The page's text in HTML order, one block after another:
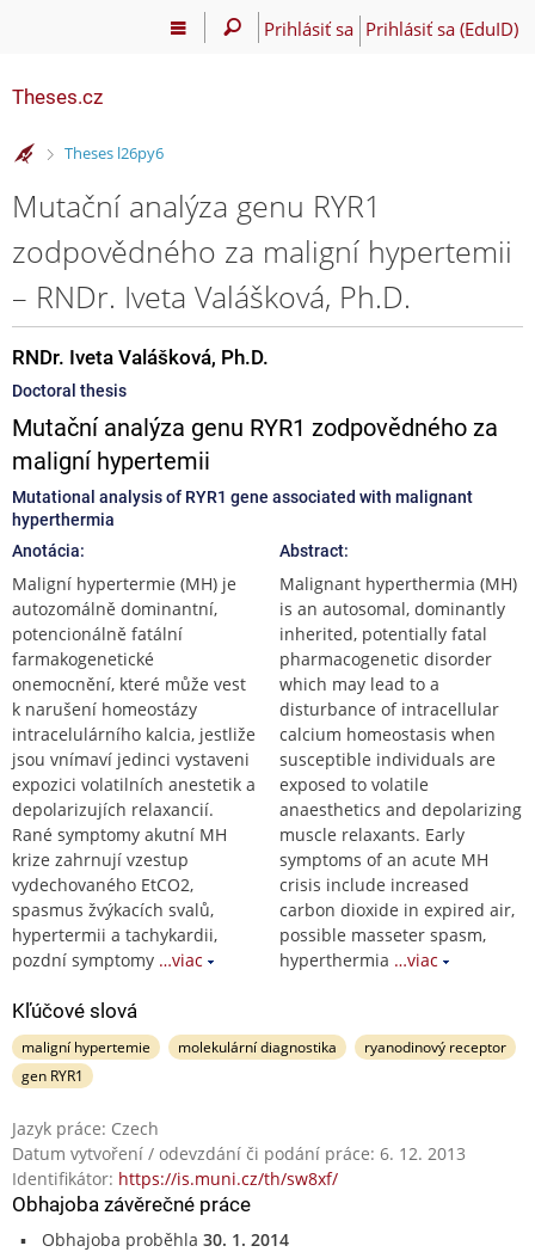
Prihlásiť sa Prihlásiť sa (EduID)
Theses.cz
>
Theses l26py6
Mutační analýza genu RYR1
zodpovědného za maligní hypertemii
– RNDr. Iveta Valášková, Ph.D.
RNDr. Iveta Valášková, Ph.D.
Doctoral thesis
Mutační analýza genu RYR1 zodpovědného za
maligní hypertemii
Mutational analysis of RYR1 gene associated with malignant
hyperthermia
Anotácia:
Maligní hypertermie (MH) je
autozomálně dominantní,
potencionálně fatální
farmakogenetické
onemocnění, které může vest
k narušení homeostázy
intracelulárního kalcia, jestliže
jsou vnímaví jedinci vystaveni
expozici volatilních anestetik a
depolarizujích relaxancií.
Rané symptomy akutní MH
krize zahrnují vzestup
vydechovaného EtCO2,
spasmus žvýkacích svalů,
hypertermii a tachykardii,
pozdní symptomy …viac
Abstract:
Malignant hyperthermia (MH)
is an autosomal, dominantly
inherited, potentially fatal
pharmacogenetic disorder
which may lead to a
disturbance of intracellular
calcium homeostasis when
susceptible individuals are
exposed to volatile
anaesthetics and depolarizing
muscle relaxants. Early
symptoms of an acute MH
crisis include increased
carbon dioxide in expired air,
possible masseter spasm,
hyperthermia …viac
Kľúčové slová
maligní hypertemie molekulární diagnostika
ryanodinový receptor
gen RYR1
Jazyk práce: Czech
Datum vytvoření / odevzdání či podání práce: 6. 12. 2013
Identifikátor: https://is.muni.cz/th/sw8xf/
Obhajoba závěrečné práce
Obhajoba proběhla 30. 1. 2014